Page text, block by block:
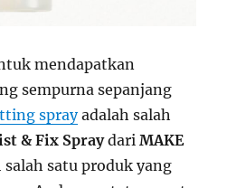
mendapatkan
sempurna sepanjang
sprayadalah salah
& Fix SpraydariMAKE
salah satu produk yang